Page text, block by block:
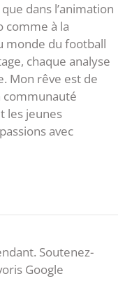
dans l’animation
comme à la
monde du football
chaque analyse
Mon rêve est de
communauté
les jeunes
avec
Soutenez-
Google